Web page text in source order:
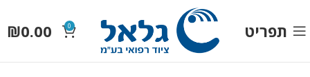
תפריט 0
₪0.00